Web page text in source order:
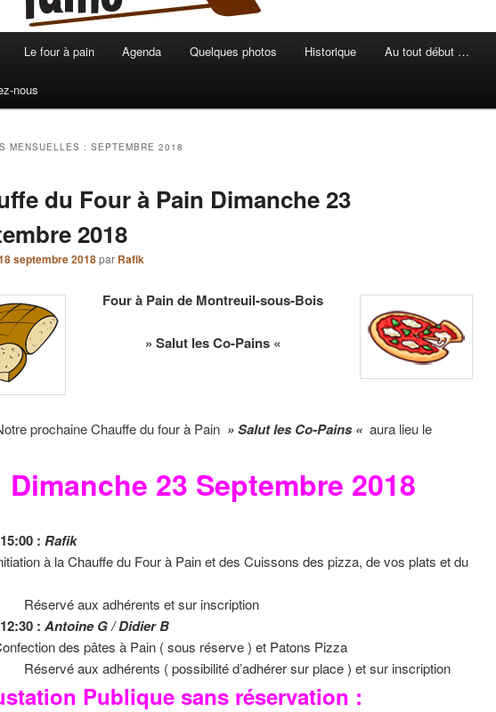
Le four à pain Agenda Quelques photos Historique Au tout début …
nous
MENSUELLES : SEPTEMBRE 2018
du Four à Pain Dimanche 23
2018
septembre 2018par Rafik
Four à Pain de Montreuil-sous-Bois
» Salut les Co-Pains «
prochaine Chauffe du four à Pain » Salut les Co-Pains « aura lieu le
Dimanche 23 Septembre 2018
: Rafik
à la Chauffe du Four à Pain et des Cuissons des pizza, de vos plats et du
aux adhérents et sur inscription
: Antoine G / Didier B
des pâtes à Pain ( sous réserve ) et Patons Pizza
aux adhérents ( possibilité d’adhérer sur place ) et sur inscription
Publique sans réservation :